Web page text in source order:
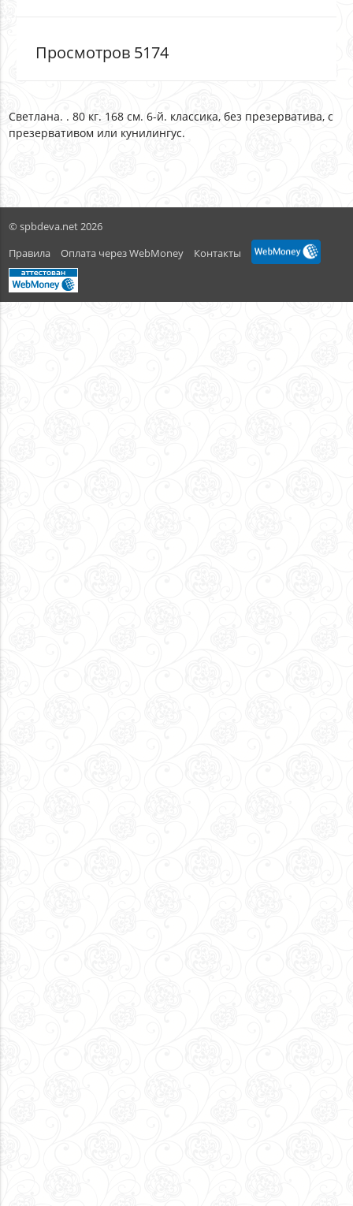
Просмотров 5174
Светлана. . 80 кг. 168 см. 6-й. классика, без презерватива, с
презервативом или кунилингус.
© spbdeva.net 2026
Правила
Оплата через WebMoney Контакты